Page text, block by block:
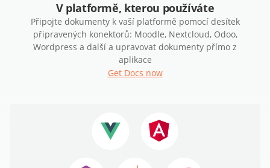
V platformě, kterou používáte
Připojte dokumenty k vaší platformě pomocí desítek
připravených konektorů: Moodle, Nextcloud, Odoo,
Wordpress a další a upravovat dokumenty přímo z
aplikace
Get Docs now